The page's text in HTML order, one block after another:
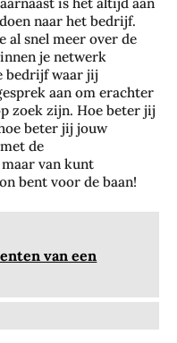
is het áltijd aan
naar het bedrijf.
al snel meer over de
je netwerk
bedrijf waar jij
aan om erachter
zoek zijn. Hoe beter jij
beter jij jouw
de
van kunt
bent voor de baan!
van een